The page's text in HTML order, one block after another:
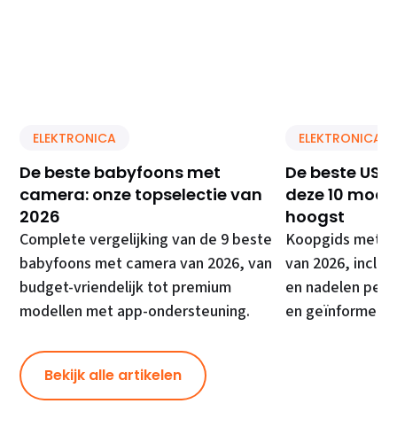
ELEKTRONICA
De beste babyfoons met
camera: onze topselectie van
2026
Complete vergelijking van de 9 beste
babyfoons met camera van 2026, van
budget-vriendelijk tot premium
modellen met app-ondersteuning.
ELEKTRONICA
De beste
deze 10
hoogst
Koopgids met
van 2026,
en nadelen per
en
Bekijk alle artikelen